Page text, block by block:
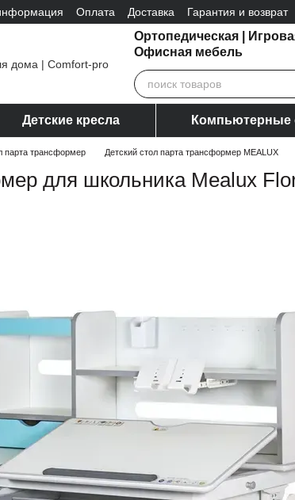
Оплата Доставка Гарантия и возврат
Ортопедическая |
Офисная мебель
Детские кресла Компьютерные
парта трансформер Детский стол парта трансформер MEALUX
для школьника Mealux